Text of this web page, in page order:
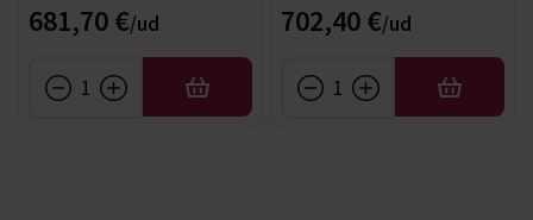
681,70 €
AÑADIR
702,40 €
AÑADIR